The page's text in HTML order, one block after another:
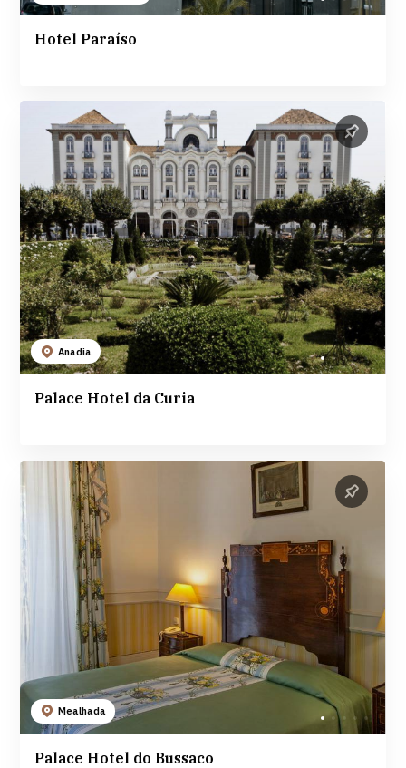
Hotel Paraíso
Anadia
Palace Hotel da Curia
Mealhada
Palace Hotel do Bussaco